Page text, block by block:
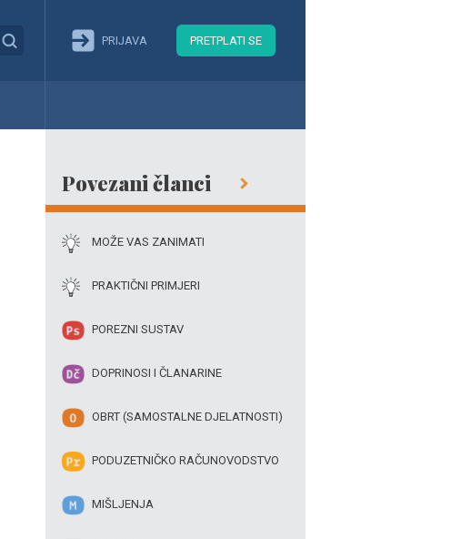
PRIJAVA PRETPLATI SE
Povezani članci
MOŽE VAS ZANIMATI
PRAKTIČNI PRIMJERI
POREZNI SUSTAV
DOPRINOSI I ČLANARINE
OBRT (SAMOSTALNE DJELATNOSTI)
PODUZETNIČKO RAČUNOVODSTVO
MIŠLJENJA